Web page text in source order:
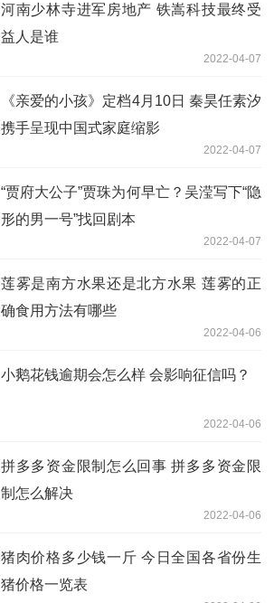
河南少林寺进军房地产 铁嵩科技最终受
益人是谁
2022-04-07
《亲爱的小孩》定档4月10日 秦昊任素汐
携手呈现中国式家庭缩影
2022-04-07
“贾府大公子”贾珠为何早亡？吴滢写下“隐
形的男一号”找回剧本
2022-04-07
莲雾是南方水果还是北方水果 莲雾的正
确食用方法有哪些
2022-04-06
小鹅花钱逾期会怎么样 会影响征信吗？
2022-04-06
拼多多资金限制怎么回事 拼多多资金限
制怎么解决
2022-04-06
猪肉价格多少钱一斤 今日全国各省份生
猪价格一览表